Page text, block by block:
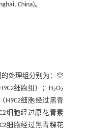
China)。
处理组分别为：空
细胞组）；H2O2
H9C2细胞经过黑青
细胞经过原花青素
细胞经过黑青稞花